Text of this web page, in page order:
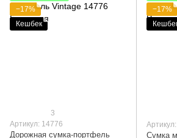
−17%
Кешбек
3
Артикул: 14776
Дорожная сумка-портфель
−17%
Сумка